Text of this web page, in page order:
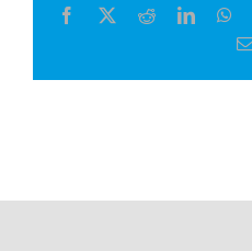
Facebook
X Reddit